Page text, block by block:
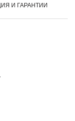
И ГАРАНТИИ